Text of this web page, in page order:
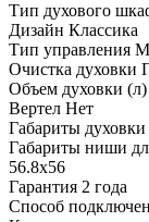
Тип духового
Дизайн Классика
Тип управления
Очистка духовки
Объем духовки (л)
Вертел Нет
Габариты
Габариты ниши
56.8х56
Гарантия 2 года
Способ